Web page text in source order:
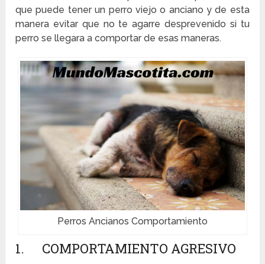
que puede tener un perro viejo o anciano y de esta
manera evitar que no te agarre desprevenido si tu
perro se llegara a comportar de esas maneras.
Perros Ancianos Comportamiento
1. COMPORTAMIENTO AGRESIVO